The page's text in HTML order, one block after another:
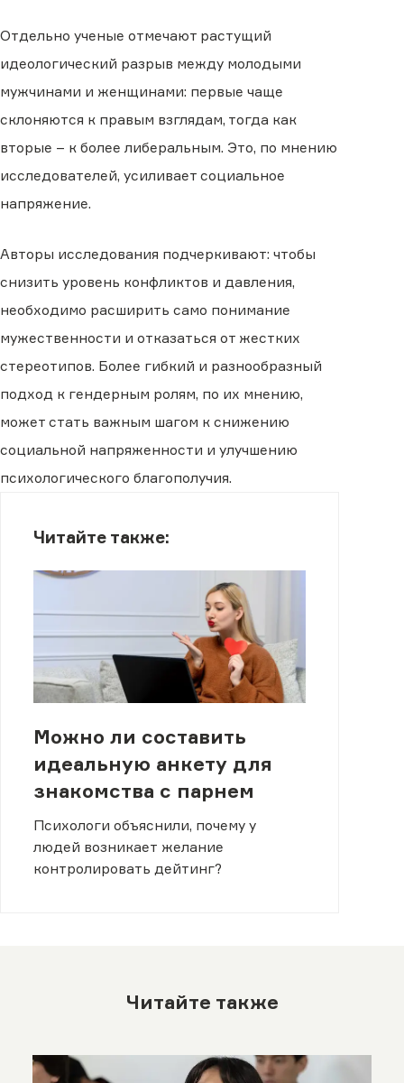
Отдельно ученые отмечают растущий
идеологический разрыв между молодыми
мужчинами и женщинами: первые чаще
склоняются к правым взглядам, тогда как
вторые – к более либеральным. Это, по мнению
исследователей, усиливает социальное
напряжение.
Авторы исследования подчеркивают: чтобы
снизить уровень конфликтов и давления,
необходимо расширить само понимание
мужественности и отказаться от жестких
стереотипов. Более гибкий и разнообразный
подход к гендерным ролям, по их мнению,
может стать важным шагом к снижению
социальной напряженности и улучшению
психологического благополучия.
Читайте также:
Можно ли составить
идеальную анкету для
знакомства с парнем
Психологи объяснили, почему у
людей возникает желание
контролировать дейтинг?
Читайте также